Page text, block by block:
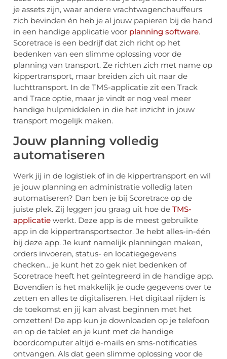
je assets zijn, waar andere vrachtwagenchauffeurs
zich bevinden én heb je al jouw papieren bij de hand
in een handige applicatie voor planning software.
Scoretrace is een bedrijf dat zich richt op het
bedenken van een slimme oplossing voor de
planning van transport. Ze richten zich met name op
kippertransport, maar breiden zich uit naar de
luchttransport. In de TMS-applicatie zit een Track
and Trace optie, maar je vindt er nog veel meer
handige hulpmiddelen in die het inzicht in jouw
transport mogelijk maken.
Jouw planning volledig
automatiseren
Werk jij in de logistiek of in de kippertransport en wil
je jouw planning en administratie volledig laten
automatiseren? Dan ben je bij Scoretrace op de
juiste plek. Zij leggen jou graag uit hoe de TMS-
applicatie werkt. Deze app is de meest gebruikte
app in de kippertransportsector. Je hebt alles-in-één
bij deze app. Je kunt namelijk planningen maken,
orders invoeren, status- en locatiegegevens
checken… je kunt het zo gek niet bedenken of
Scoretrace heeft het geïntegreerd in de handige app.
Bovendien is het makkelijk je oude gegevens over te
zetten en alles te digitaliseren. Het digitaal rijden is
de toekomst en jij kan alvast beginnen met het
omzetten! De app kun je downloaden op je telefoon
en op de tablet en je kunt met de handige
boordcomputer altijd e-mails en sms-notificaties
ontvangen. Als dat geen slimme oplossing voor de